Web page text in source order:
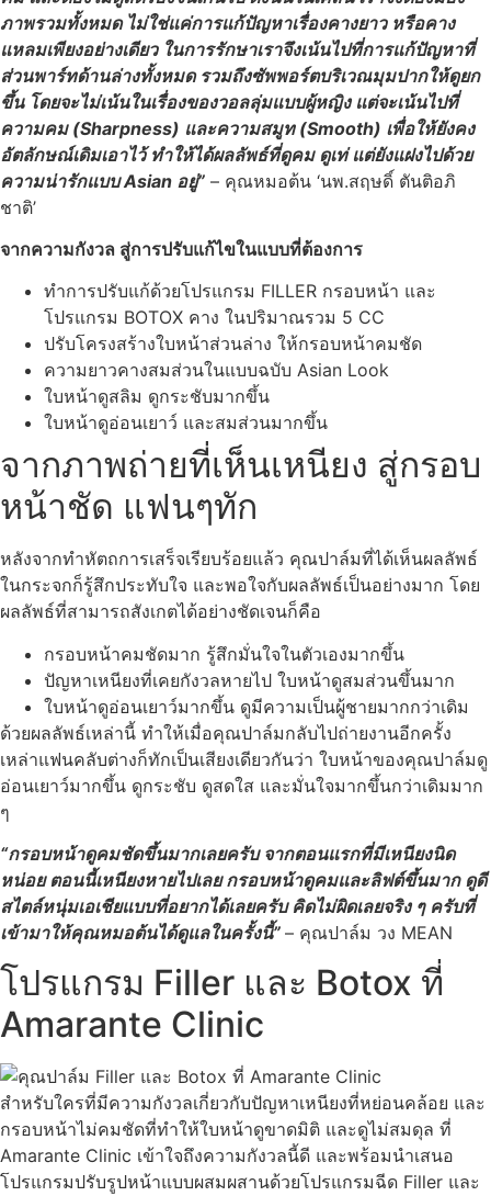
ภาพรวมทั้งหมด ไม่ใช่แค่การแก้ปัญหาเรื่องคางยาว หรือคาง
แหลมเพียงอย่างเดียว ในการรักษาเราจึงเน้นไปที่การแก้ปัญหาที่
ส่วนพาร์ทด้านล่างทั้งหมด รวมถึงซัพพอร์ตบริเวณมุมปากให้ดูยก
ขึ้น โดยจะไม่เน้นในเรื่องของวอลลุ่มแบบผู้หญิง แต่จะเน้นไปที่
ความคม (Sharpness) และความสมูท (Smooth) เพื่อให้ยังคง
อัตลักษณ์เดิมเอาไว้ ทำให้ได้ผลลัพธ์ที่ดูคม ดูเท่ แต่ยังแฝงไปด้วย
ความน่ารักแบบ Asian อยู่” – คุณหมอต้น ‘นพ.สฤษดิ์ ตันติอภิ
ชาติ’
จากความกังวล สู่การปรับแก้ไขในแบบที่ต้องการ
ทำการปรับแก้ด้วยโปรแกรม FILLER กรอบหน้า และ
โปรแกรม BOTOX คาง ในปริมาณรวม 5 CC
ปรับโครงสร้างใบหน้าส่วนล่าง ให้กรอบหน้าคมชัด
ความยาวคางสมส่วนในแบบฉบับ Asian Look
ใบหน้าดูสลิม ดูกระชับมากขึ้น
ใบหน้าดูอ่อนเยาว์ และสมส่วนมากขึ้น
จากภาพถ่ายที่เห็นเหนียง สู่กรอบ
หน้าชัด แฟนๆทัก
หลังจากทำหัตถการเสร็จเรียบร้อยแล้ว คุณปาล์มที่ได้เห็นผลลัพธ์
ในกระจกก็รู้สึกประทับใจ และพอใจกับผลลัพธ์เป็นอย่างมาก โดย
ผลลัพธ์ที่สามารถสังเกตได้อย่างชัดเจนก็คือ
กรอบหน้าคมชัดมาก รู้สึกมั่นใจในตัวเองมากขึ้น
ปัญหาเหนียงที่เคยกังวลหายไป ใบหน้าดูสมส่วนขึ้นมาก
ใบหน้าดูอ่อนเยาว์มากขึ้น ดูมีความเป็นผู้ชายมากกว่าเดิม
ด้วยผลลัพธ์เหล่านี้ ทำให้เมื่อคุณปาล์มกลับไปถ่ายงานอีกครั้ง
เหล่าแฟนคลับต่างก็ทักเป็นเสียงเดียวกันว่า ใบหน้าของคุณปาล์มดู
อ่อนเยาว์มากขึ้น ดูกระชับ ดูสดใส และมั่นใจมากขึ้นกว่าเดิมมาก
ๆ
“กรอบหน้าดูคมชัดขึ้นมากเลยครับ จากตอนแรกที่มีเหนียงนิด
หน่อย ตอนนี้เหนียงหายไปเลย กรอบหน้าดูคมและลิฟต์ขึ้นมาก ดูดี
สไตล์หนุ่มเอเชียแบบที่อยากได้เลยครับ คิดไม่ผิดเลยจริง ๆ ครับที่
เข้ามาให้คุณหมอต้นได้ดูแลในครั้งนี้” – คุณปาล์ม วง MEAN
โปรแกรม Filler และ Botox ที่
Amarante Clinic
สำหรับใครที่มีความกังวลเกี่ยวกับปัญหาเหนียงที่หย่อนคล้อย และ
กรอบหน้าไม่คมชัดที่ทำให้ใบหน้าดูขาดมิติ และดูไม่สมดุล ที่
Amarante Clinic เข้าใจถึงความกังวลนี้ดี และพร้อมนำเสนอ
โปรแกรมปรับรูปหน้าแบบผสมผสานด้วยโปรแกรมฉีด Filler และ